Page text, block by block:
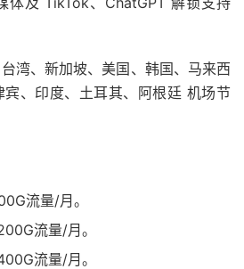
湾、新加坡、美国、韩国、马来西
、印度、土耳其、阿根廷 机场节
流量/月。
流量/月。
流量/月。